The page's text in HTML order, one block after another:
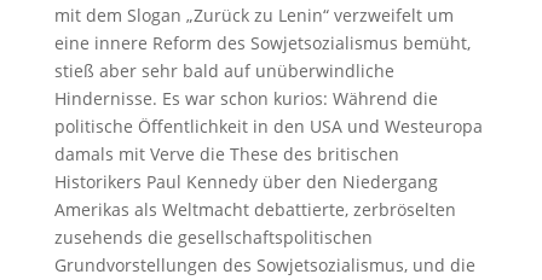
mit dem Slogan „Zurück zu Lenin“ verzweifelt um
eine innere Reform des Sowjetsozialismus bemüht,
stieß aber sehr bald auf unüberwindliche
Hindernisse. Es war schon kurios: Während die
politische Öffentlichkeit in den USA und Westeuropa
damals mit Verve die These des britischen
Historikers Paul Kennedy über den Niedergang
Amerikas als Weltmacht debattierte, zerbröselten
zusehends die gesellschaftspolitischen
Grundvorstellungen des Sowjetsozialismus, und die